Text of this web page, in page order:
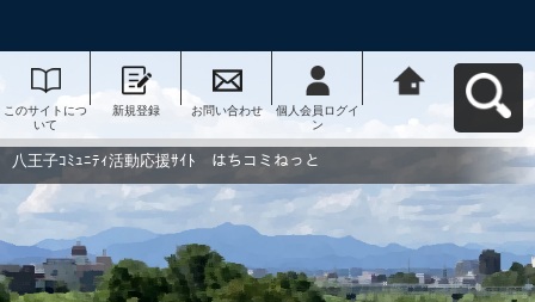
このサイトにつ
いて
新規登録 お問い合わせ
個人会員ログイ
ン
動応援ｻｲﾄ はち
コミねっとへ戻
八王子ｺﾐｭﾆﾃｨ活動応援ｻｲﾄ はちコミねっと